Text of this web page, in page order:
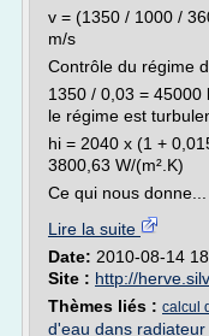
v = (1350 / 1000 /
m/s
Contrôle du régime
1350 / 0,03 = 45000
le régime est
hi = 2040 x (1 +
3800,63 W/(m².K)
Ce qui nous donne...
Lire la suite
Date: 2010-08-14
Site : http://
Thèmes liés : calcul
d'eau dans radiateur